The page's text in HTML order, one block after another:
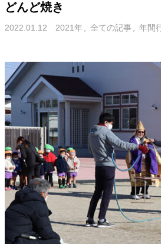
どんど焼き
2022.01.12 2021年 全ての記事 年間